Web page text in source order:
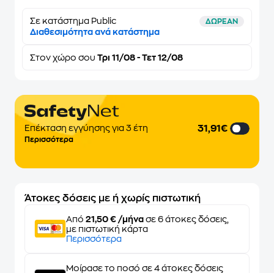
Σε κατάστημα Public ΔΩΡΕΑΝ
Διαθεσιμότητα ανά κατάστημα
Στον χώρο σου Τρι 11/08 - Τετ 12/08
Επέκταση εγγύησης για 3 έτη
Περισσότερα
31,91€
Άτοκες δόσεις με ή χωρίς πιστωτική
Από 21,50 € /μήνα σε 6 άτοκες δόσεις,
με πιστωτική κάρτα
Περισσότερα
Μοίρασε το ποσό σε 4 άτοκες δόσεις